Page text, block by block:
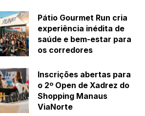
Pátio Gourmet Run cria
experiência inédita de
saúde e bem-estar para
os corredores
Inscrições abertas para
o 2º Open de Xadrez do
Shopping Manaus
ViaNorte